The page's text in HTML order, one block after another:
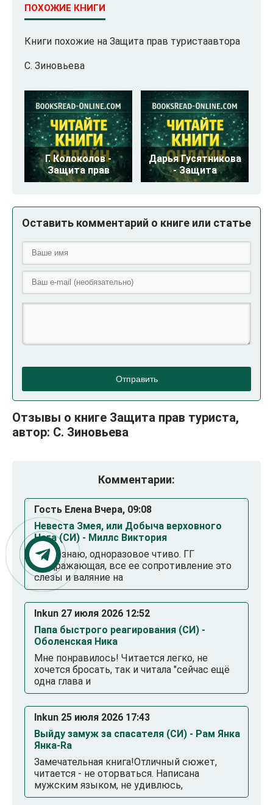
ПОХОЖИЕ КНИГИ
Книги похожие на Защита прав туристаавтора
С. Зиновьева
Г. Колоколов -
Защита прав
Дарья Гусятникова
- Защита
Оставить комментарий о книге или статье
Отправить
Отзывы о книге Защита прав туриста,
автор: С. Зиновьева
Комментарии:
Гость Елена Вчера, 09:08
Невеста Змея, или Добыча верховного
Нага (СИ) - Миллс Виктория
Ну не знаю, одноразовое чтиво. ГГ
раздражающая, все ее сопротивление это
слезы и валяние на
Inkun 27 июля 2026 12:52
Папа быстрого реагирования (СИ) -
Оболенская Ника
Мне понравилось! Читается легко, не
хочется бросать, так и читала "сейчас ещё
одна глава и
Inkun 25 июля 2026 17:43
Выйду замуж за спасателя (СИ) - Рам Янка
Янка-Ra
Замечательная книга!Отличный сюжет,
читается - не оторваться. Написана
мужским языком, не удивлюсь,